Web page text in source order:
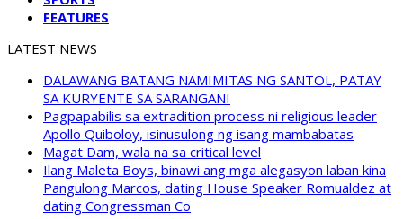
FEATURES
LATEST NEWS
DALAWANG BATANG NAMIMITAS NG SANTOL, PATAY
SA KURYENTE SA SARANGANI
Pagpapabilis sa extradition process ni religious leader
Apollo Quiboloy, isinusulong ng isang mambabatas
Magat Dam, wala na sa critical level
Ilang Maleta Boys, binawi ang mga alegasyon laban kina
Pangulong Marcos, dating House Speaker Romualdez at
dating Congressman Co